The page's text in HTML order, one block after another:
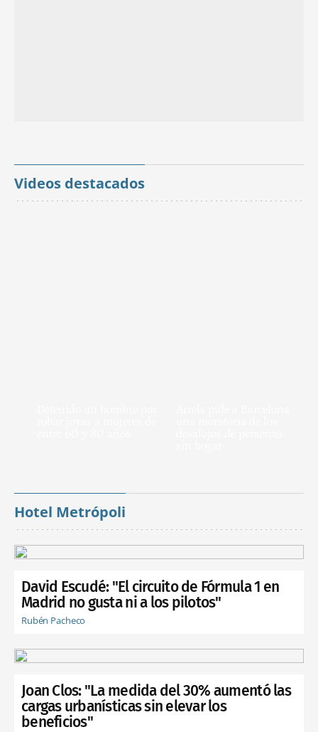
Videos destacados
Hotel Metrópoli
David Escudé: "El circuito de Fórmula 1 en
Madrid no gusta ni a los pilotos"
Rubén Pacheco
Joan Clos: "La medida del 30% aumentó las
cargas urbanísticas sin elevar los
beneficios"